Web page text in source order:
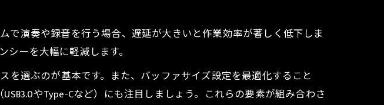
で演奏や録音を行う場合、遅延が大きいと作業効率が著しく低下しま
ーを大幅に軽減します。
を選ぶのが基本です。また、バッファサイズ設定を最適化すること
やType-Cなど）にも注目しましょう。これらの要素が組み合わさ